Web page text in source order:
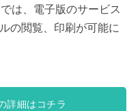
は、電子版のサービス
の閲覧、印刷が可能に
詳細はコチラ